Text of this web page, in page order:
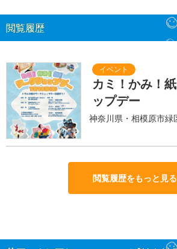
閲覧履歴
カミ！かみ！
ップデー
神奈川県・相模原市緑
閲覧履歴をもっと見る